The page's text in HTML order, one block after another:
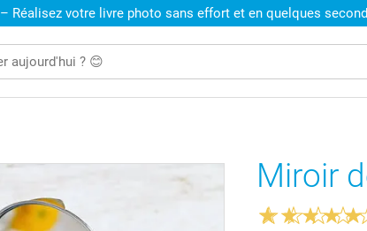
– Réalisez votre livre photo sans effort et en quelques
Miroir